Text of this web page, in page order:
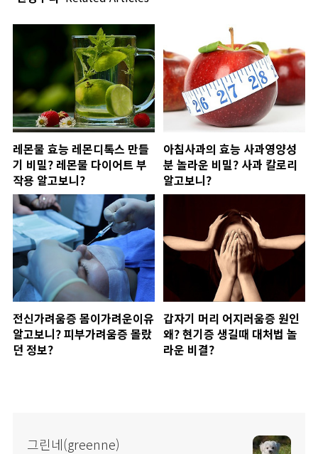
레몬물 효능 레몬디톡스 만들
기 비밀? 레몬물 다이어트 부
작용 알고보니?
아침사과의 효능 사과영양성
분 놀라운 비밀? 사과 칼로리
알고보니?
전신가려움증 몸이가려운이유
알고보니? 피부가려움증 몰랐
던 정보?
갑자기 머리 어지러움증 원인
왜? 현기증 생길때 대처법 놀
라운 비결?
그린네(greenne)